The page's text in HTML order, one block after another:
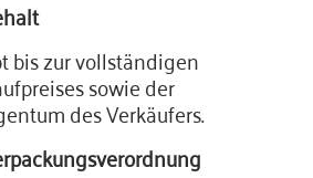
bis zur vollständigen
sowie der
des Verkäufers.